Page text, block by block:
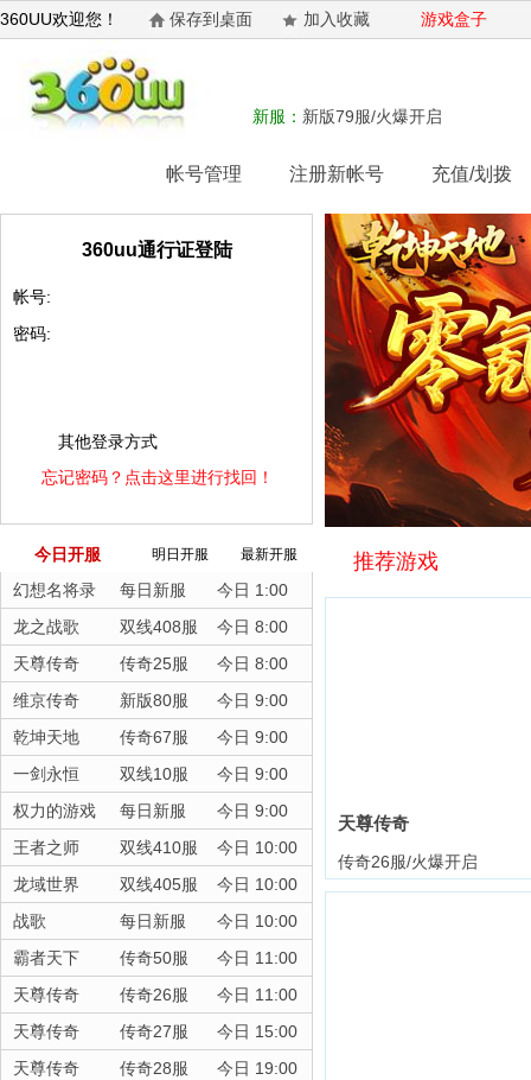
360UU欢迎您！ 保存到桌面 加入收藏 游戏盒子
新服： 新版79服/火爆开启
帐号管理 注册新帐号 充值/划拨
360uu通行证登陆
帐号:
密码:
其他登录方式
忘记密码？点击这里进行找回！
今日开服 明日开服 最新开服
幻想名将录 每日新服
今日 1:00
龙之战歌
双线408服
今日 8:00
天尊传奇
传奇25服
今日 8:00
维京传奇
新版80服
今日 9:00
乾坤天地
传奇67服
今日 9:00
一剑永恒
双线10服
今日 9:00
权力的游戏
每日新服
今日 9:00
王者之师
双线410服
今日 10:00
龙域世界
双线405服
今日 10:00
战歌
每日新服
今日 10:00
霸者天下
传奇50服
今日 11:00
天尊传奇
传奇26服
今日 11:00
天尊传奇
传奇27服
今日 15:00
天尊传奇
传奇28服
今日 19:00
推荐游戏
天尊传奇
传奇26服/火爆开启